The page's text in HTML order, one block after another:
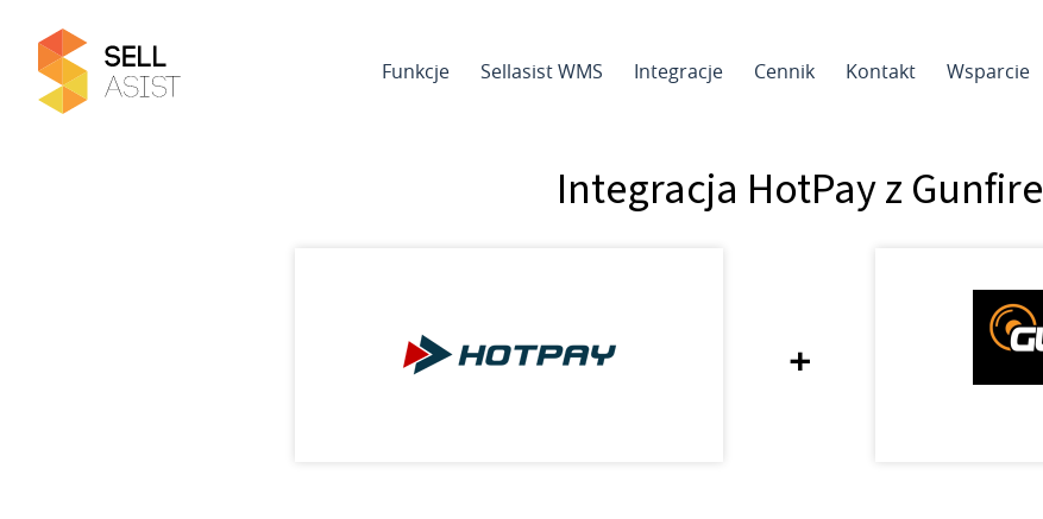
Funkcje Sellasist WMS Integracje Cennik Kontakt Wsparcie
Integracja HotPay z Gunfire
+